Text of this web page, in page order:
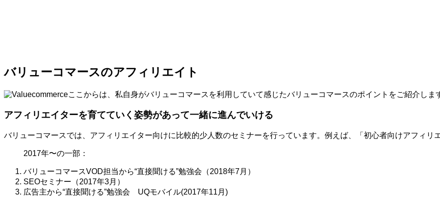
バリューコマースのアフィリエイト
ここからは、私自身がバリューコマースを利用していて感じたバリューコマースのポイントをご紹介しま
アフィリエイターを育てていく姿勢があって一緒に進んでいける
バリューコマースでは、アフィリエイター向けに比較的少人数のセミナーを行っています。例えば、「初心者向けアフィリ
2017年〜の一部：
バリューコマースVOD担当から“直接聞ける”勉強会（2018年7月）
SEOセミナー（2017年3月）
広告主から“直接聞ける”勉強会 UQモバイル(2017年11月)